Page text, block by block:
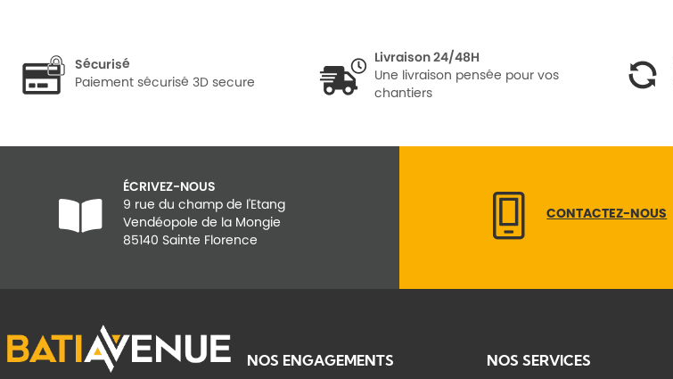
Sécurisé
Paiement sécurisé 3D secure
Livraison 24/48H
Une livraison pensée pour vos
chantiers
ÉCRIVEZ-NOUS
9 rue du champ de l'Etang
Vendéopole de la Mongie
85140 Sainte Florence
CONTACTEZ-NOUS
NOS ENGAGEMENTS
NOS SERVICES